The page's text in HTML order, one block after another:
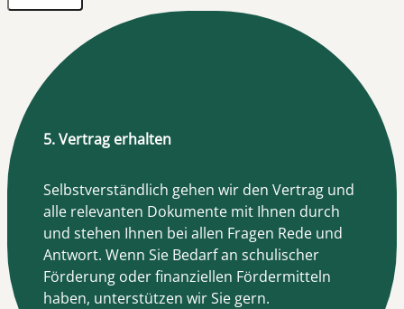
5. Vertrag erhalten
Selbstverständlich gehen wir den Vertrag und
alle relevanten Dokumente mit Ihnen durch
und stehen Ihnen bei allen Fragen Rede und
Antwort. Wenn Sie Bedarf an schulischer
Förderung oder finanziellen Fördermitteln
haben, unterstützen wir Sie gern.